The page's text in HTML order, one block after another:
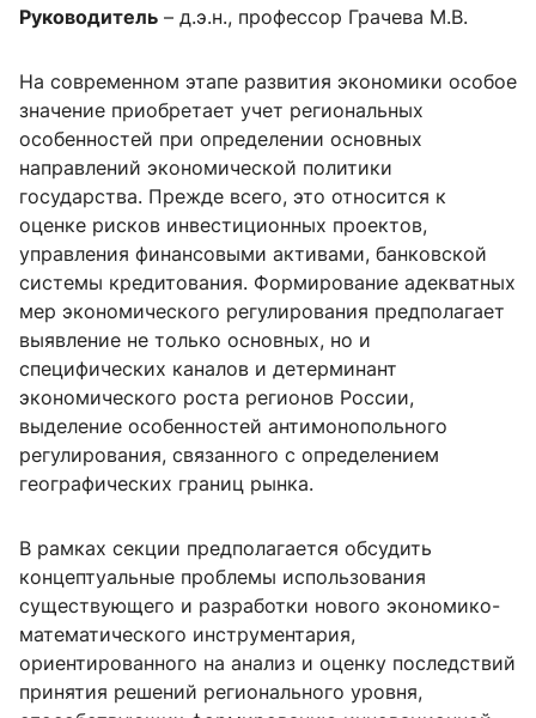
Руководитель – д.э.н., профессор Грачева М.В.
На современном этапе развития экономики особое
значение приобретает учет региональных
особенностей при определении основных
направлений экономической политики
государства. Прежде всего, это относится к
оценке рисков инвестиционных проектов,
управления финансовыми активами, банковской
системы кредитования. Формирование адекватных
мер экономического регулирования предполагает
выявление не только основных, но и
специфических каналов и детерминант
экономического роста регионов России,
выделение особенностей антимонопольного
регулирования, связанного с определением
географических границ рынка.
В рамках секции предполагается обсудить
концептуальные проблемы использования
существующего и разработки нового экономико-
математического инструментария,
ориентированного на анализ и оценку последствий
принятия решений регионального уровня,